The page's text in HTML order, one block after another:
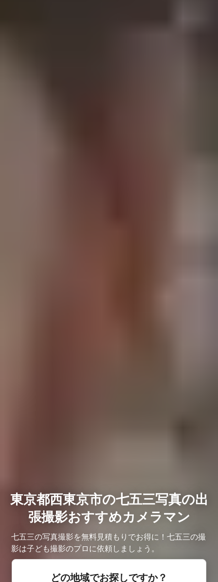
東京都西東京市の七五三写真の出
張撮影おすすめカメラマン
七五三の写真撮影を無料見積もりでお得に！七五三の撮
影は子ども撮影のプロに依頼しましょう。
どの地域でお探しですか？